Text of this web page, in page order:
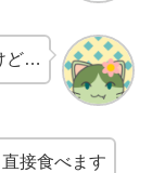
ど…
接食べます